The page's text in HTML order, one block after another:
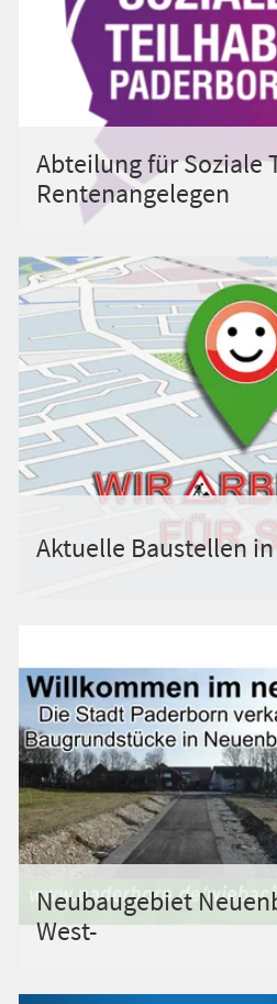
Abteilung für Soziale
Rentenangelegen
Aktuelle Baustellen
Neubaugebiet
West-